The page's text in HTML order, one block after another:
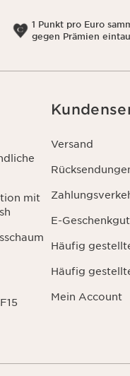
1 Punkt pro Euro
gegen Prämien
mit
Versand
E-
Häufig
Häufig
Mein Account